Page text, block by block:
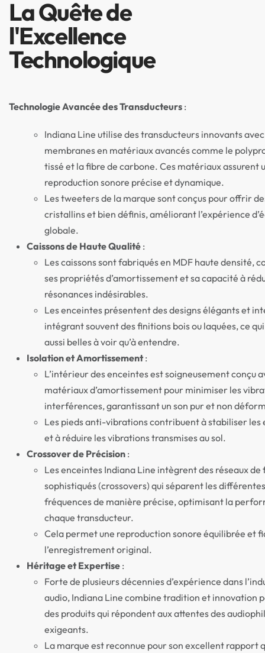
La Quête de
l'Excellence
Technologique
Technologie Avancée des Transducteurs :
Indiana Line utilise des transducteurs innovants
membranes en matériaux avancés comme le
tissé et la fibre de carbone. Ces matériaux assurent
reproduction sonore précise et dynamique.
Les tweeters de la marque sont conçus pour offrir
cristallins et bien définis, améliorant l’expérience
globale.
Caissons de Haute Qualité :
Les caissons sont fabriqués en MDF haute densité,
ses propriétés d’amortissement et sa capacité à
résonances indésirables.
Les enceintes présentent des designs élégants et
intégrant souvent des finitions bois ou laquées, ce
aussi belles à voir qu’à entendre.
Isolation et Amortissement:
L’intérieur des enceintes est soigneusement conçu
matériaux d’amortissement pour minimiser les
interférences, garantissant un son pur et non
Les pieds anti-vibrations contribuent à stabiliser les
et à réduire les vibrations transmises au sol.
Crossover de Précision :
Les enceintes Indiana Line intègrent des réseaux de
sophistiqués (crossovers) qui séparent les
fréquences de manière précise, optimisant la
chaque transducteur.
Cela permet une reproduction sonore équilibrée et
l’enregistrement original.
Héritage et Expertise :
Forte de plusieurs décennies d’expérience dans
audio, Indiana Line combine tradition et innovation
des produits qui répondent aux attentes des
exigeants.
La marque est reconnue pour son excellent rapport